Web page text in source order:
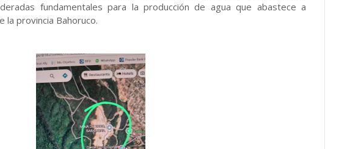
fundamentales para la producción de agua que abastece a
la provincia Bahoruco.